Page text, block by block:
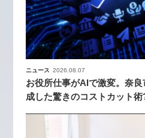
ニュース 2026.08.07
お役所仕事がAIで激変。奈
成した驚きのコストカット術